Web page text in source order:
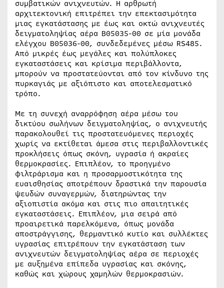
συμβατικών ανιχνευτών. Η αρθρωτή
αρχιτεκτονική επιτρέπει την επεκτασιμότητα
μιας εγκατάστασης με έως και οκτώ ανιχνευτές
δειγματοληψίας αέρα B05035-00 σε μία μονάδα
ελέγχου B05036-00, συνδεδεμένες μέσω RS485.
Από μικρές έως μεγάλες και πολύπλοκες
εγκαταστάσεις και κρίσιμα περιβάλλοντα,
μπορούν να προστατεύονται από τον κίνδυνο της
πυρκαγιάς με αξιόπιστο και αποτελεσματικό
τρόπο.
Με τη συνεχή αναρρόφηση αέρα μέσω του
δικτύου σωλήνων δειγματοληψίας, ο ανιχνευτής
παρακολουθεί τις προστατευόμενες περιοχές
χωρίς να εκτίθεται άμεσα στις περιβαλλοντικές
προκλήσεις όπως σκόνη, υγρασία ή ακραίες
θερμοκρασίες. Επιπλέον, το προηγμένο
φιλτράρισμα και η προσαρμοστικότητα της
ευαισθησίας αποτρέπουν δραστικά την παρουσία
ψευδών συναγερμών, διατηρώντας την
αξιοπιστία ακόμα και στις πιο απαιτητικές
εγκαταστάσεις. Επιπλέον, μια σειρά από
προαιρετικά παρελκόμενα, όπως μονάδα
αποστράγγισης, θερμαντικό κυτίο και συλλέκτες
υγρασίας επιτρέπουν την εγκατάσταση των
ανιχνευτών δειγματοληψίας αέρα σε περιοχές
με αυξημένα επίπεδα υγρασίας και σκόνης,
καθώς και χώρους χαμηλών θερμοκρασιών.